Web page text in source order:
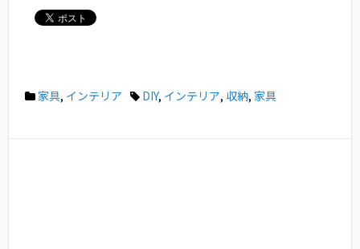
家具, インテリア DIY, インテリア, 収納, 家具